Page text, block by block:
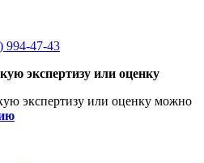
994-47-43
экспертизу или оценку
экспертизу или оценку можно